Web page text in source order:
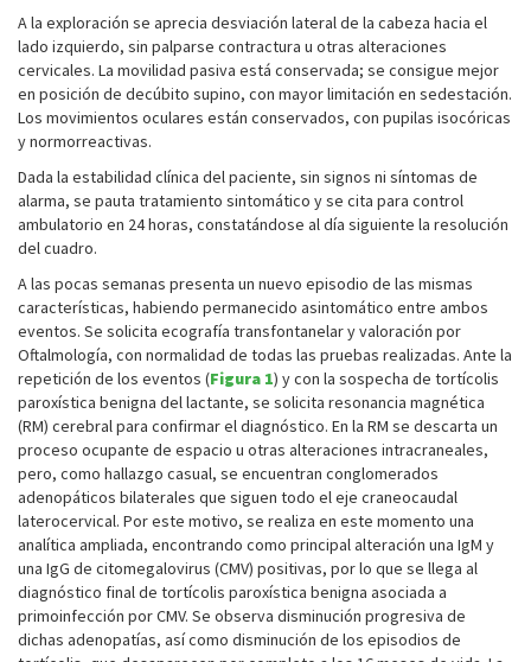
A la exploración se aprecia desviación lateral de la cabeza hacia el
lado izquierdo, sin palparse contractura u otras alteraciones
cervicales. La movilidad pasiva está conservada; se consigue mejor
en posición de decúbito supino, con mayor limitación en sedestación.
Los movimientos oculares están conservados, con pupilas isocóricas
y normorreactivas.
Dada la estabilidad clínica del paciente, sin signos ni síntomas de
alarma, se pauta tratamiento sintomático y se cita para control
ambulatorio en 24 horas, constatándose al día siguiente la resolución
del cuadro.
A las pocas semanas presenta un nuevo episodio de las mismas
características, habiendo permanecido asintomático entre ambos
eventos. Se solicita ecografía transfontanelar y valoración por
Oftalmología, con normalidad de todas las pruebas realizadas. Ante la
repetición de los eventos (Figura 1) y con la sospecha de tortícolis
paroxística benigna del lactante, se solicita resonancia magnética
(RM) cerebral para confirmar el diagnóstico. En la RM se descarta un
proceso ocupante de espacio u otras alteraciones intracraneales,
pero, como hallazgo casual, se encuentran conglomerados
adenopáticos bilaterales que siguen todo el eje craneocaudal
laterocervical. Por este motivo, se realiza en este momento una
analítica ampliada, encontrando como principal alteración una IgM y
una IgG de citomegalovirus (CMV) positivas, por lo que se llega al
diagnóstico final de tortícolis paroxística benigna asociada a
primoinfección por CMV. Se observa disminución progresiva de
dichas adenopatías, así como disminución de los episodios de